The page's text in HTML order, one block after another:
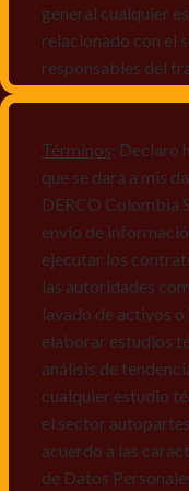
general cualquier
relacionado con el
responsables del
mismos, vi) crear
características y
Personales, v)
recall.
Declaro que
de datos
dirección
manifiesto que he
a conocer,
prueba: i) de
quejas y/o
atención:
Términos: Declaro
que se dará a mis
DERCO Colombia
envío de
ejecutar los
las autoridades
lavado de activos
elaborar estudios
análisis de
cualquier estudio
el sector
acuerdo a las
de Datos